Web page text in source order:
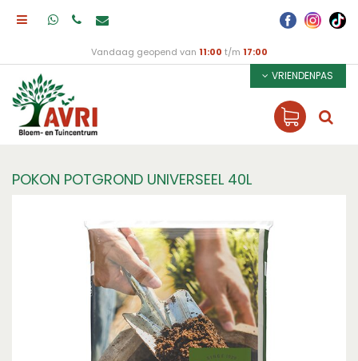
Vandaag geopend van 11:00 t/m 17:00
VRIENDENPAS
POKON POTGROND UNIVERSEEL 40L